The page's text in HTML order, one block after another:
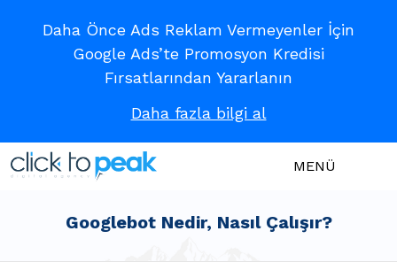
Daha Önce Ads Reklam Vermeyenler İçin
Google Ads’te Promosyon Kredisi
Fırsatlarından Yararlanın
Daha fazla bilgi al
MENÜ
Googlebot Nedir, Nasıl Çalışır?